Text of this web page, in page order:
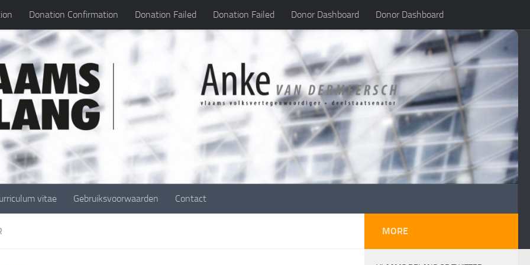
Donation Confirmation Donation Failed Donation Failed Donor Dashboard Donor Dashboard
vitae Gebruiksvoorwaarden Contact
MORE